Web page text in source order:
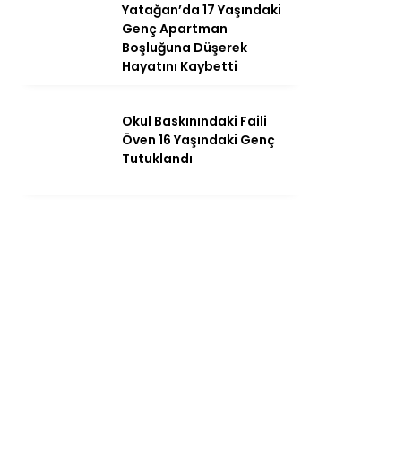
Yatağan’da 17 Yaşındaki
Genç Apartman
Boşluğuna Düşerek
Hayatını Kaybetti
Okul Baskınındaki Faili
Öven 16 Yaşındaki Genç
Tutuklandı